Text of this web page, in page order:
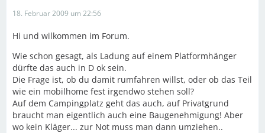
18. Februar 2009 um 22:56
Hi und wilkommen im Forum.
Wie schon gesagt, als Ladung auf einem Platformhänger
dürfte das auch in D ok sein.
Die Frage ist, ob du damit rumfahren willst, oder ob das Teil
wie ein mobilhome fest irgendwo stehen soll?
Auf dem Campingplatz geht das auch, auf Privatgrund
braucht man eigentlich auch eine Baugenehmigung! Aber
wo kein Kläger... zur Not muss man dann umziehen..